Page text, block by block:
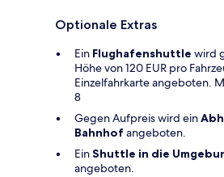
Optionale Extras
Ein Flughafenshuttle wird
Höhe von 120 EUR pro
Einzelfahrkarte angeboten.
8
Gegen Aufpreis wird ein
Bahnhof angeboten.
EinShuttle in die
angeboten.